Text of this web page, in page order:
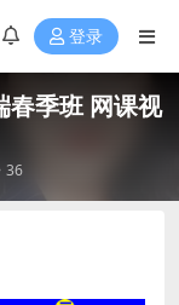
登录
春季班 网课视
36